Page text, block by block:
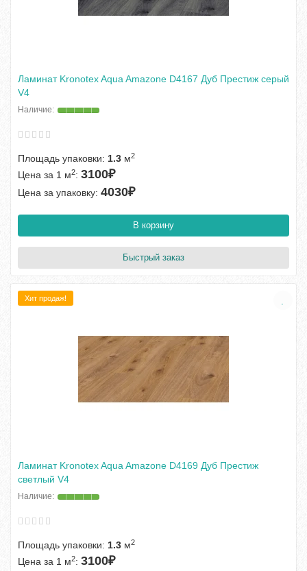
Ламинат Kronotex Aqua Amazone D4167 Дуб Престиж серый
V4
Площадь упаковки: 1.3 м2
Цена за 1 м2: 3100₽
Цена за упаковку: 4030₽
В корзину
Быстрый заказ
Хит продаж!
Ламинат Kronotex Aqua Amazone D4169 Дуб Престиж
светлый V4
Площадь упаковки: 1.3 м2
Цена за 1 м2: 3100₽